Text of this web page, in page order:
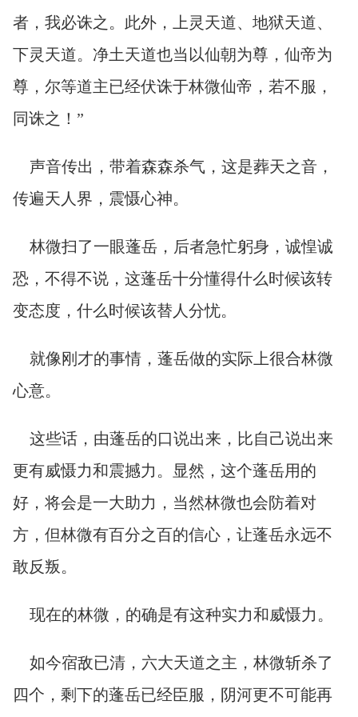
者，我必诛之。此外，上灵天道、地狱天道、
下灵天道。净土天道也当以仙朝为尊，仙帝为
尊，尔等道主已经伏诛于林微仙帝，若不服，
同诛之！”
声音传出，带着森森杀气，这是葬天之音，
传遍天人界，震慑心神。
林微扫了一眼蓬岳，后者急忙躬身，诚惶诚
恐，不得不说，这蓬岳十分懂得什么时候该转
变态度，什么时候该替人分忧。
就像刚才的事情，蓬岳做的实际上很合林微
心意。
这些话，由蓬岳的口说出来，比自己说出来
更有威慑力和震撼力。显然，这个蓬岳用的
好，将会是一大助力，当然林微也会防着对
方，但林微有百分之百的信心，让蓬岳永远不
敢反叛。
现在的林微，的确是有这种实力和威慑力。
如今宿敌已清，六大天道之主，林微斩杀了
四个，剩下的蓬岳已经臣服，阴河更不可能再